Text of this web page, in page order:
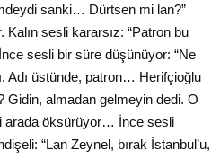
sanki… Dürtsen mi lan?”
sesli kararsız: “Patron bu
sesli bir süre düşünüyor: “Ne
Adı üstünde, patron… Herifçioğlu
Gidin, almadan gelmeyin dedi. O
arada öksürüyor… İnce sesli
“Lan Zeynel, bırak İstanbul’u,